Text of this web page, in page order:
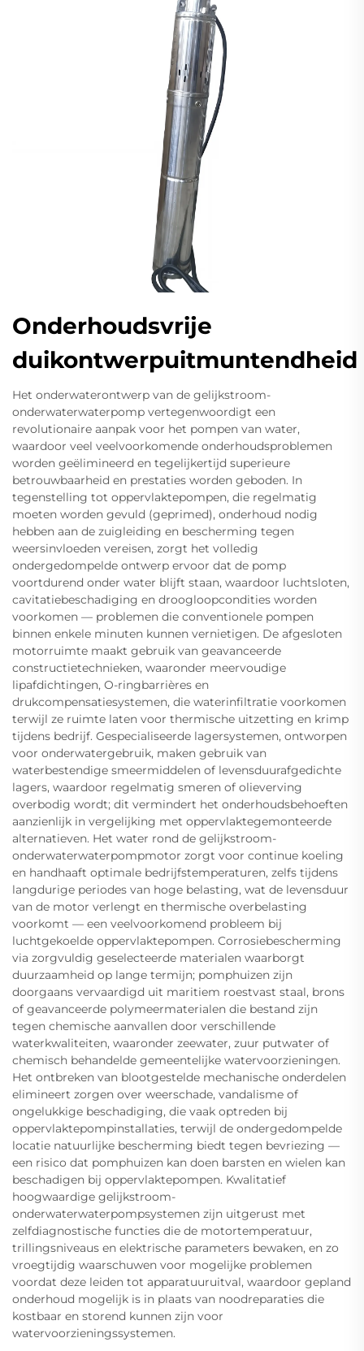
Onderhoudsvrije
duikontwerpuitmuntendheid
Het onderwaterontwerp van de gelijkstroom-
onderwaterwaterpomp vertegenwoordigt een
revolutionaire aanpak voor het pompen van water,
waardoor veel veelvoorkomende onderhoudsproblemen
worden geëlimineerd en tegelijkertijd superieure
betrouwbaarheid en prestaties worden geboden. In
tegenstelling tot oppervlaktepompen, die regelmatig
moeten worden gevuld (geprimed), onderhoud nodig
hebben aan de zuigleiding en bescherming tegen
weersinvloeden vereisen, zorgt het volledig
ondergedompelde ontwerp ervoor dat de pomp
voortdurend onder water blijft staan, waardoor luchtsloten,
cavitatiebeschadiging en droogloopcondities worden
voorkomen — problemen die conventionele pompen
binnen enkele minuten kunnen vernietigen. De afgesloten
motorruimte maakt gebruik van geavanceerde
constructietechnieken, waaronder meervoudige
lipafdichtingen, O-ringbarrières en
drukcompensatiesystemen, die waterinfiltratie voorkomen
terwijl ze ruimte laten voor thermische uitzetting en krimp
tijdens bedrijf. Gespecialiseerde lagersystemen, ontworpen
voor onderwatergebruik, maken gebruik van
waterbestendige smeermiddelen of levensduurafgedichte
lagers, waardoor regelmatig smeren of olieverving
overbodig wordt; dit vermindert het onderhoudsbehoeften
aanzienlijk in vergelijking met oppervlaktegemonteerde
alternatieven. Het water rond de gelijkstroom-
onderwaterwaterpompmotor zorgt voor continue koeling
en handhaaft optimale bedrijfstemperaturen, zelfs tijdens
langdurige periodes van hoge belasting, wat de levensduur
van de motor verlengt en thermische overbelasting
voorkomt — een veelvoorkomend probleem bij
luchtgekoelde oppervlaktepompen. Corrosiebescherming
via zorgvuldig geselecteerde materialen waarborgt
duurzaamheid op lange termijn; pomphuizen zijn
doorgaans vervaardigd uit maritiem roestvast staal, brons
of geavanceerde polymeermaterialen die bestand zijn
tegen chemische aanvallen door verschillende
waterkwaliteiten, waaronder zeewater, zuur putwater of
chemisch behandelde gemeentelijke watervoorzieningen.
Het ontbreken van blootgestelde mechanische onderdelen
elimineert zorgen over weerschade, vandalisme of
ongelukkige beschadiging, die vaak optreden bij
oppervlaktepompinstallaties, terwijl de ondergedompelde
locatie natuurlijke bescherming biedt tegen bevriezing —
een risico dat pomphuizen kan doen barsten en wielen kan
beschadigen bij oppervlaktepompen. Kwalitatief
hoogwaardige gelijkstroom-
onderwaterwaterpompsystemen zijn uitgerust met
zelfdiagnostische functies die de motortemperatuur,
trillingsniveaus en elektrische parameters bewaken, en zo
vroegtijdig waarschuwen voor mogelijke problemen
voordat deze leiden tot apparatuuruitval, waardoor gepland
onderhoud mogelijk is in plaats van noodreparaties die
kostbaar en storend kunnen zijn voor
watervoorzieningssystemen.